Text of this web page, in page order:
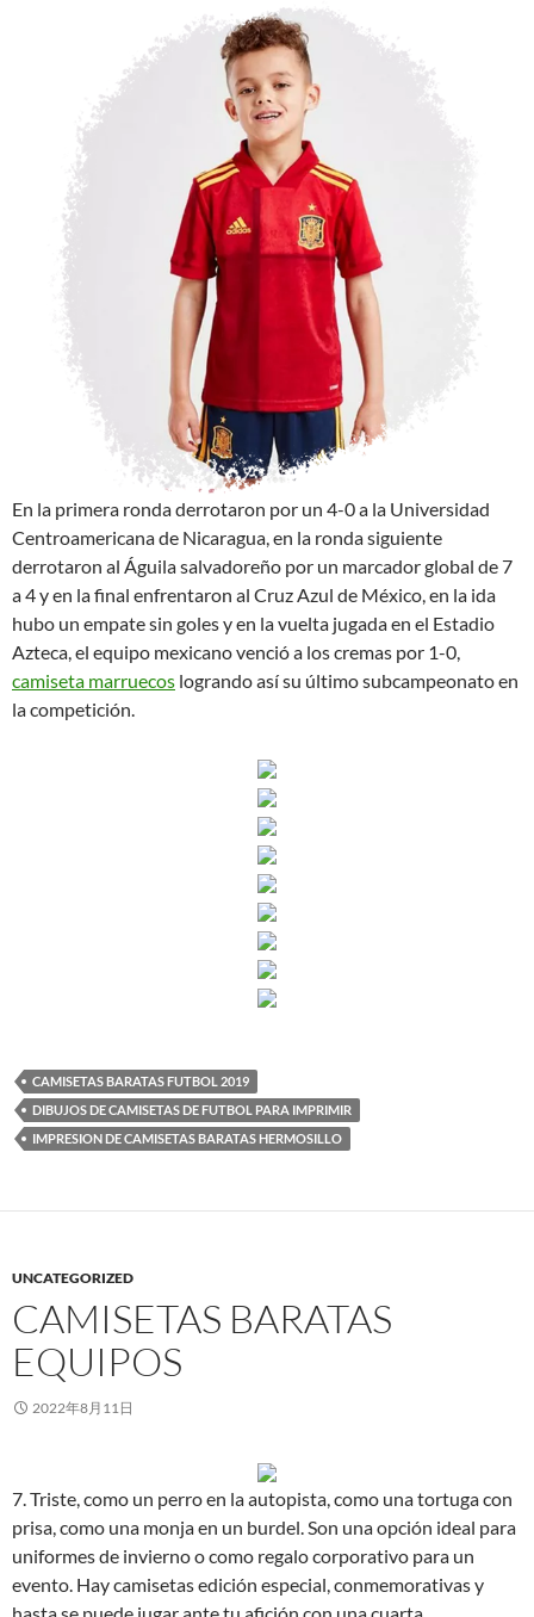
En la primera ronda derrotaron por un 4-0 a la Universidad
Centroamericana de Nicaragua, en la ronda siguiente
derrotaron al Águila salvadoreño por un marcador global de 7
a 4 y en la final enfrentaron al Cruz Azul de México, en la ida
hubo un empate sin goles y en la vuelta jugada en el Estadio
Azteca, el equipo mexicano venció a los cremas por 1-0,
camiseta marruecos logrando así su último subcampeonato en
la competición.
CAMISETAS BARATAS FUTBOL 2019
DIBUJOS DE CAMISETAS DE FUTBOL PARA IMPRIMIR
IMPRESION DE CAMISETAS BARATAS HERMOSILLO
UNCATEGORIZED
CAMISETAS BARATAS
EQUIPOS
2022年8月11日
7. Triste, como un perro en la autopista, como una tortuga con
prisa, como una monja en un burdel. Son una opción ideal para
uniformes de invierno o como regalo corporativo para un
evento. Hay camisetas edición especial, conmemorativas y